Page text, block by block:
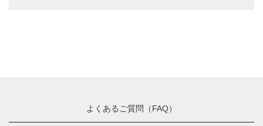
よくあるご質問（FAQ）